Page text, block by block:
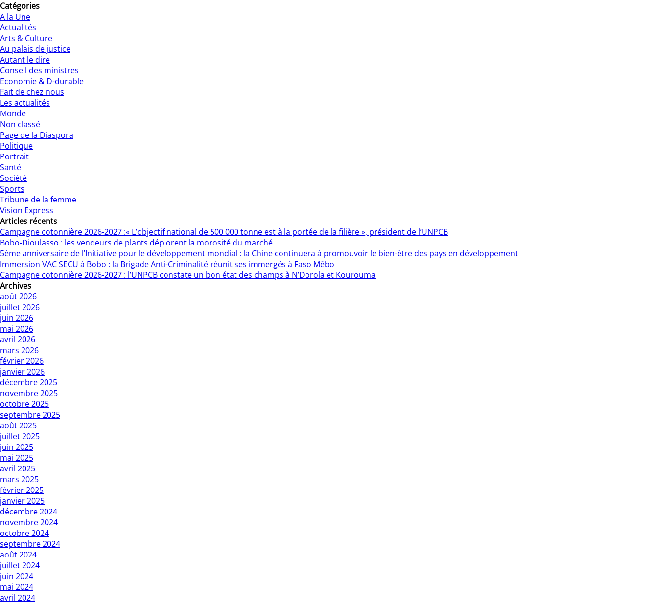
Catégories
A la Une
Actualités
Arts & Culture
Au palais de justice
Autant le dire
Conseil des ministres
Economie & D-durable
Fait de chez nous
Les actualités
Monde
Non classé
Page de la Diaspora
Politique
Portrait
Santé
Société
Sports
Tribune de la femme
Vision Express
Articles récents
Campagne cotonnière 2026-2027 :« L’objectif national de 500 000 tonne est à la portée de la filière », président de l’UNPCB
Bobo-Dioulasso : les vendeurs de plants déplorent la morosité du marché
5ème anniversaire de l’Initiative pour le développement mondial : la Chine continuera à promouvoir le bien-être des pays en développement
Immersion VAC SECU à Bobo : la Brigade Anti-Criminalité réunit ses immergés à Faso Mêbo
Campagne cotonnière 2026-2027 : l’UNPCB constate un bon état des champs à N’Dorola et Kourouma
Archives
août 2026
juillet 2026
juin 2026
mai 2026
avril 2026
mars 2026
février 2026
janvier 2026
décembre 2025
novembre 2025
octobre 2025
septembre 2025
août 2025
juillet 2025
juin 2025
mai 2025
avril 2025
mars 2025
février 2025
janvier 2025
décembre 2024
novembre 2024
octobre 2024
septembre 2024
août 2024
juillet 2024
juin 2024
mai 2024
avril 2024